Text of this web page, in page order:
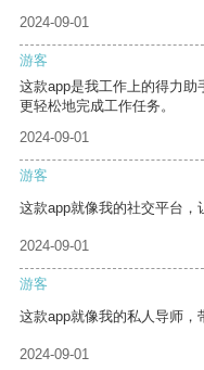
2024-09-01
游客
这款app是我工作上的得力
更轻松地完成工作任务。
2024-09-01
游客
这款app就像我的社交平台，
2024-09-01
游客
这款app就像我的私人导师，
2024-09-01